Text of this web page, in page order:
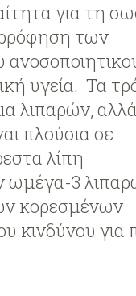
για τη
των
υγεία. Τα
λιπαρών, αλλά
πλούσια σε
λίπη
ωμέγα-3
κορεσμένων
κινδύνου για